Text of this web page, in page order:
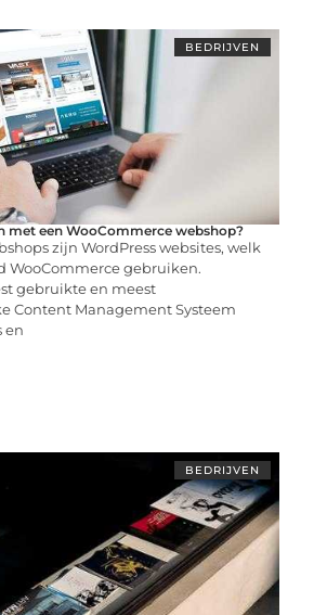
BEDRIJVEN
met een WooCommerce webshop?
zijn WordPress websites, welk
WooCommerce gebruiken.
gebruikte en meest
Content Management Systeem
en
BEDRIJVEN